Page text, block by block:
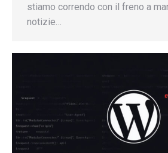
stiamo correndo con il freno a
notizie…